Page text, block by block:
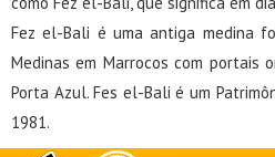
Fez el-Bali é uma antiga medina
Medinas em Marrocos com portais
Porta Azul. Fes el-Bali é um
1981.